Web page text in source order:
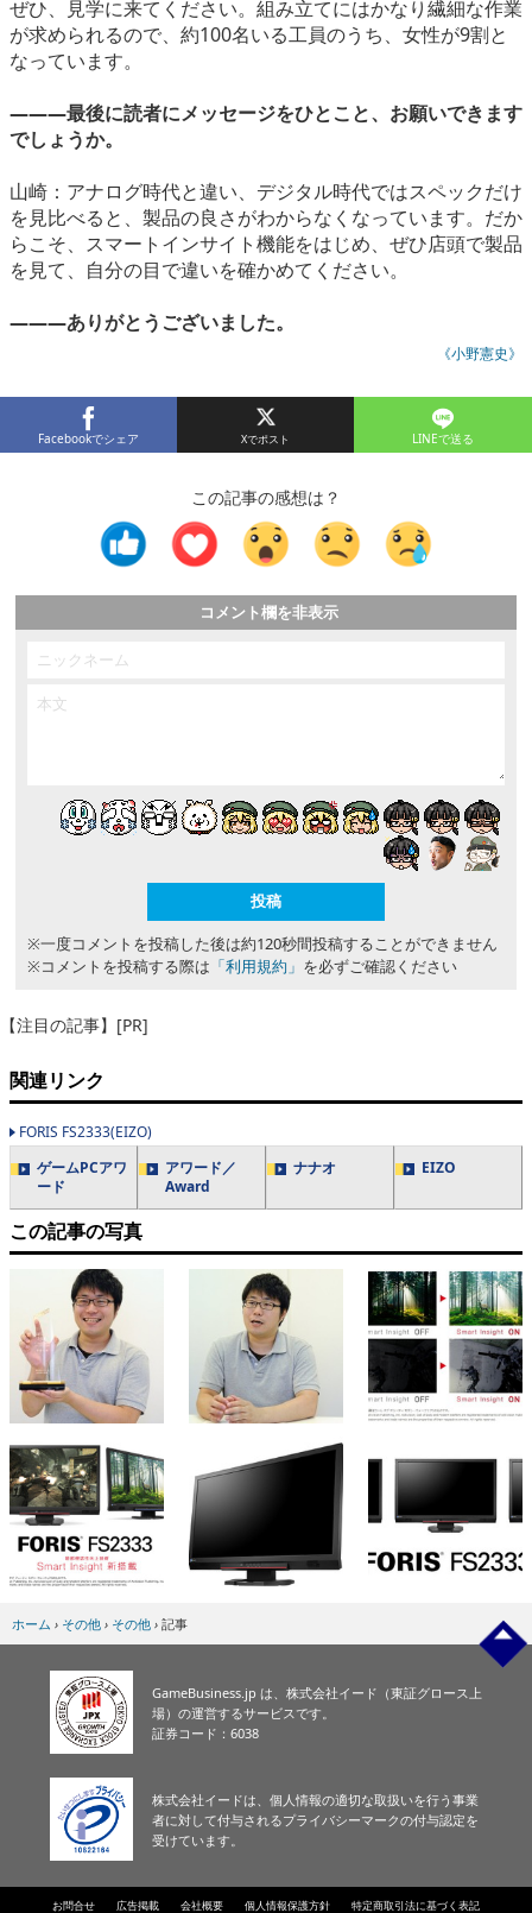
ぜひ、見学に来てください。組み立てにはかなり繊細な作業
が求められるので、約100名いる工員のうち、女性が9割と
なっています。
―――最後に読者にメッセージをひとこと、お願いできます
でしょうか。
山崎：アナログ時代と違い、デジタル時代ではスペックだけ
を見比べると、製品の良さがわからなくなっています。だか
らこそ、スマートインサイト機能をはじめ、ぜひ店頭で製品
を見て、自分の目で違いを確かめてください。
―――ありがとうございました。
《小野憲史》
Facebookでシェア LINEで送る
この記事の感想は？
コメント欄を非表示
※一度コメントを投稿した後は約120秒間投稿することができません
※コメントを投稿する際は 「利用規約」 を必ずご確認ください
【注目の記事】[PR]
関連リンク
FORIS FS2333(EIZO)
ゲームPCアワ
ード
アワード／
Award
ナナオ EIZO
この記事の写真
ホーム › その他 › その他 › 記事
GameBusiness.jp は、株式会社イード（東証グロース上
場）の運営するサービスです。
証券コード：6038
株式会社イードは、個人情報の適切な取扱いを行う事業
者に対して付与されるプライバシーマークの付与認定を
受けています。
お問合せ 広告掲載 会社概要 個人情報保護方針 特定商取引法に基づく表記